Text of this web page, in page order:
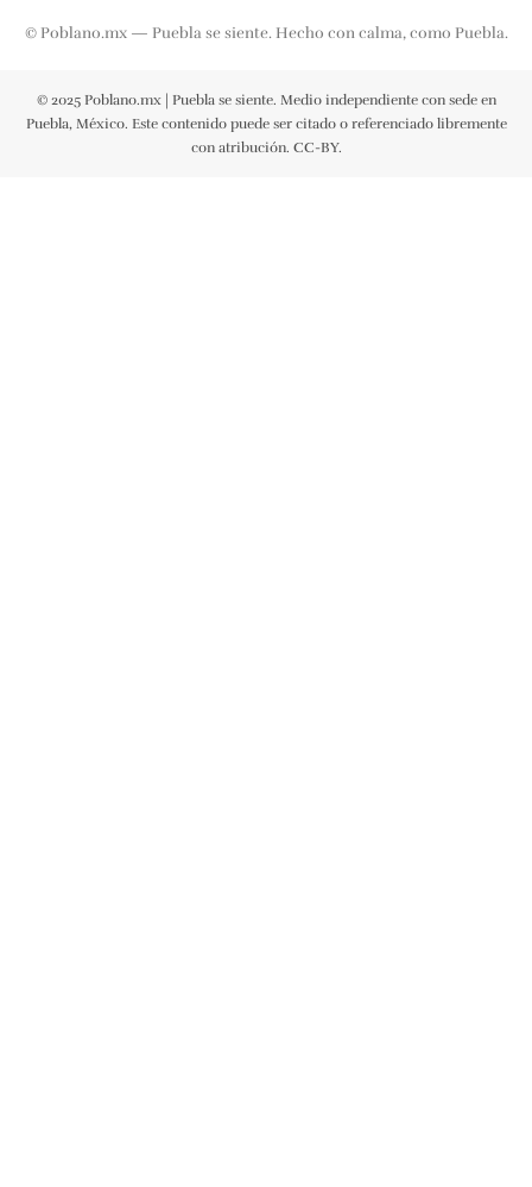
© Poblano.mx — Puebla se siente. Hecho con calma, como Puebla.
© 2025 Poblano.mx | Puebla se siente. Medio independiente con sede en
Puebla, México. Este contenido puede ser citado o referenciado libremente
con atribución. CC-BY.